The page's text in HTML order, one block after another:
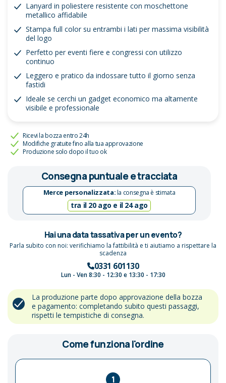
Lanyard in poliestere resistente con moschettone
metallico affidabile
Stampa full color su entrambi i lati per massima visibilità
del logo
Perfetto per eventi fiere e congressi con utilizzo
continuo
Leggero e pratico da indossare tutto il giorno senza
fastidi
Ideale se cerchi un gadget economico ma altamente
visibile e professionale
Ricevi la bozza entro 24h
Modifiche gratuite fino alla tua approvazione
Produzione solo dopo il tuo ok
Consegna puntuale e tracciata
Merce personalizzata:la consegna è stimata
tra il 20 ago e il 24 ago
Hai una data tassativa per un evento?
Parla subito con noi: verifichiamo la fattibilità e ti aiutiamo a rispettare la
scadenza
0331 601130
Lun - Ven 8:30 - 12:30 e 13:30 - 17:30
La produzione parte dopo approvazione della bozza
e pagamento: completando subito questi passaggi,
rispetti le tempistiche di consegna.
Come funziona l'ordine
1